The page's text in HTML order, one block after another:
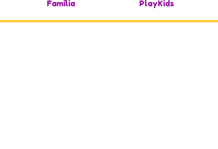
Família PlayKids